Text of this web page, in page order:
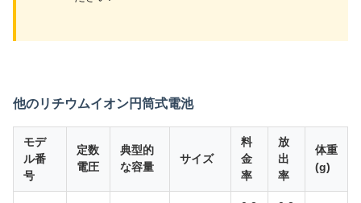
他のリチウムイオン円筒式電池
モデ
ル番
号
定数
電圧
典型的
な容量
サイズ
料
金
率
放
出
率
体重
(g)